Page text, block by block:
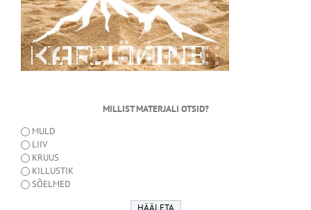
MILLIST MATERJALI OTSID?
MULD
LIIV
KRUUS
KILLUSTIK
SÕELMED